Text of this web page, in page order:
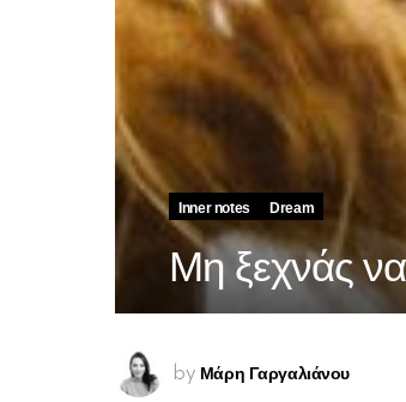
Inner notes Dream
Μη ξεχνάς
by Μάρη Γαργαλιάνου